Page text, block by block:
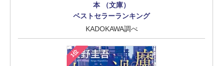
本 （文庫）
ベストセラーランキング
KADOKAWA調べ
1位